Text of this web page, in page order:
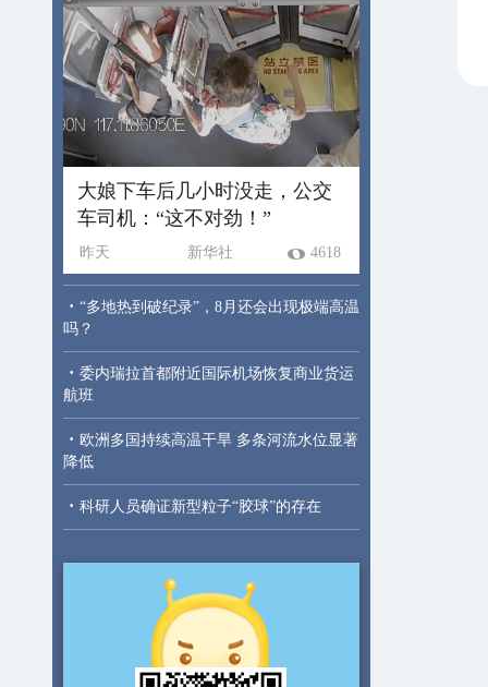
大娘下车后几小时没走，公交
车司机：“这不对劲！”
昨天 新华社 4618
· “多地热到破纪录”，8月还会出现极端高温
吗？
· 委内瑞拉首都附近国际机场恢复商业货运
航班
· 欧洲多国持续高温干旱 多条河流水位显著
降低
· 科研人员确证新型粒子“胶球”的存在